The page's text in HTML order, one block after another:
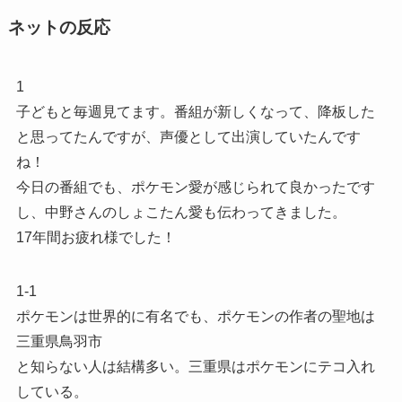
ネットの反応
1
子どもと毎週見てます。番組が新しくなって、降板した
と思ってたんですが、声優として出演していたんです
ね！
今日の番組でも、ポケモン愛が感じられて良かったです
し、中野さんのしょこたん愛も伝わってきました。
17年間お疲れ様でした！
1-1
ポケモンは世界的に有名でも、ポケモンの作者の聖地は
三重県鳥羽市
と知らない人は結構多い。三重県はポケモンにテコ入れ
している。